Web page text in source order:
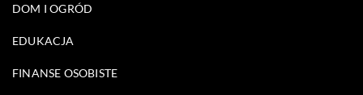
DOM I OGRÓD
EDUKACJA
FINANSE OSOBISTE